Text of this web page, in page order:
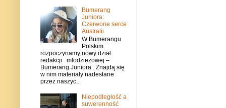
Bumerang
Juniora:
Czerwone serce
Australii
W Bumerangu
Polskim
rozpoczynamy nowy dział
redakcji młodzieżowej –
Bumerang Juniora . Znajdą się
w nim materiały nadesłane
przez naszyc...
Niepodległość a
suwerenność